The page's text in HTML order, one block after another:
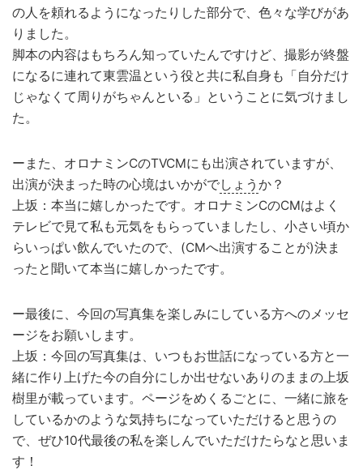
の人を頼れるようになったりした部分で、色々な学びがあ
りました。
脚本の内容はもちろん知っていたんですけど、撮影が終盤
になるに連れて東雲温という役と共に私自身も「自分だけ
じゃなくて周りがちゃんといる」ということに気づけまし
た。
ーまた、オロナミンCのTVCMにも出演されていますが、
出演が決まった時の心境はいかがでしょう か？
上坂：本当に嬉しかったです。オロナミンCのCMはよく
テレビで見て私も元気をもらっていましたし、小さい頃か
らいっぱい飲んでいたので、(CMへ出演することが)決ま
ったと聞いて本当に嬉しかったです。
ー最後に、今回の写真集を楽しみにしている方へのメッセ
ージをお願いします。
上坂：今回の写真集は、いつもお世話になっている方と一
緒に作り上げた今の自分にしか出せないありのままの上坂
樹里が載っています。ページをめくるごとに、一緒に旅を
しているかのような気持ちになっていただけると思うの
で、ぜひ10代最後の私を楽しんでいただけたらなと思いま
す！